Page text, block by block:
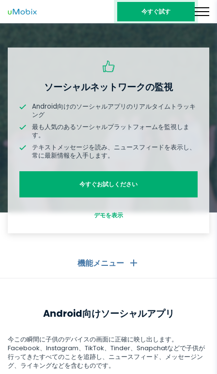
今すぐ試す
ソーシャルネットワークの監視
Android向けのソーシャルアプリのリアルタイムトラッキ
ング
最も人気のあるソーシャルプラットフォームを監視しま
す。
テキストメッセージを読み、ニュースフィードを表示し、
常に最新情報を入手します。
今すぐお試しください
デモを表示
機能メニュー
コールログ
テキストメッセージ
メッセージングアプリ
メッセージングアプリ
WhatsApp
ソーシャルメディア
ソーシャルメディア
Android向けソーシャルアプリ
今この瞬間に子供のデバイスの画面に正確に映し出します。
Facebook、Instagram、TikTok、Tinder、Snapchatなどで子供が
行ってきたすべてのことを追跡し、ニュースフィード、メッセージン
グ、ライキングなどを含むものです。